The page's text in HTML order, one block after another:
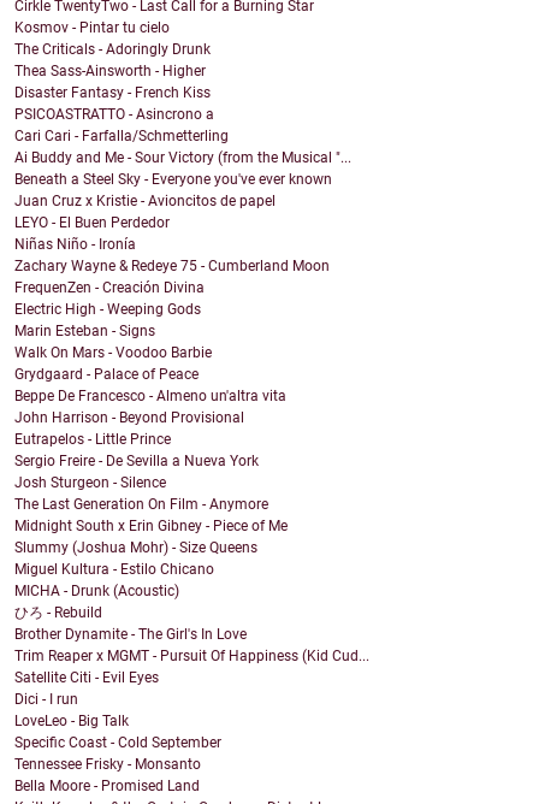
Cirkle TwentyTwo - Last Call for a Burning Star
Kosmov - Pintar tu cielo
The Criticals - Adoringly Drunk
Thea Sass-Ainsworth - Higher
Disaster Fantasy - French Kiss
PSICOASTRATTO - Asincrono a
Cari Cari - Farfalla/Schmetterling
Ai Buddy and Me - Sour Victory (from the Musical "...
Beneath a Steel Sky - Everyone you've ever known
Juan Cruz x Kristie - Avioncitos de papel
LEYO - El Buen Perdedor
Niñas Niño - Ironía
Zachary Wayne & Redeye 75 - Cumberland Moon
FrequenZen - Creación Divina
Electric High - Weeping Gods
Marin Esteban - Signs
Walk On Mars - Voodoo Barbie
Grydgaard - Palace of Peace
Beppe De Francesco - Almeno un'altra vita
John Harrison - Beyond Provisional
Eutrapelos - Little Prince
Sergio Freire - De Sevilla a Nueva York
Josh Sturgeon - Silence
The Last Generation On Film - Anymore
Midnight South x Erin Gibney - Piece of Me
Slummy (Joshua Mohr) - Size Queens
Miguel Kultura - Estilo Chicano
MICHA - Drunk (Acoustic)
ひろ - Rebuild
Brother Dynamite - The Girl's In Love
Trim Reaper x MGMT - Pursuit Of Happiness (Kid Cud...
Satellite Citi - Evil Eyes
Dici - I run
LoveLeo - Big Talk
Specific Coast - Cold September
Tennessee Frisky - Monsanto
Bella Moore - Promised Land